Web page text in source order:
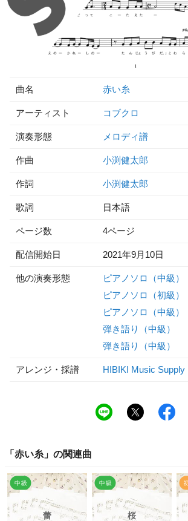
曲名 赤い糸
アーティスト コブクロ
演奏形態 メロディ譜
作曲 小渕健太郎
作詞 小渕健太郎
歌詞 日本語
ページ数 4ページ
配信開始日 2021年9月10日
他の演奏形態
ピアノソロ（中級）
ピアノソロ（初級）
ピアノソロ（中級）
弾き語り（中級）
弾き語り（中級）
アレンジ・採譜 HIBIKI Music Supply
「 赤い糸 」の関連曲
蕾
桜